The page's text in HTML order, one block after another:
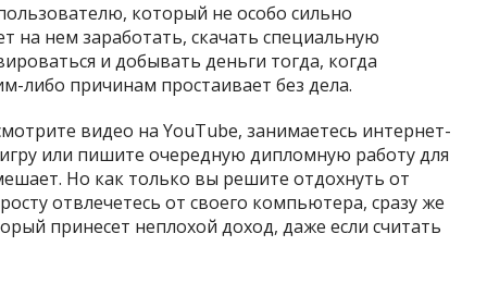
который не особо сильно
на нем заработать, скачать специальную
и добывать деньги тогда, когда
либо причинам простаивает без дела.
видео на YouTube, занимаетесь интернет-
или пишите очередную дипломную работу для
Но как только вы решите отдохнуть от
отвлечетесь от своего компьютера, сразу же
принесет неплохой доход, даже если считать